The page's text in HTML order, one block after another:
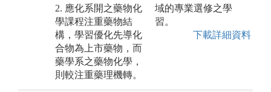
2. 應化系開之藥物化
學課程注重藥物結
構，學習優化先導化
合物為上市藥物，而
藥學系之藥物化學，
則較注重藥理機轉。
域的專業選修之學
習。
下載詳細資料